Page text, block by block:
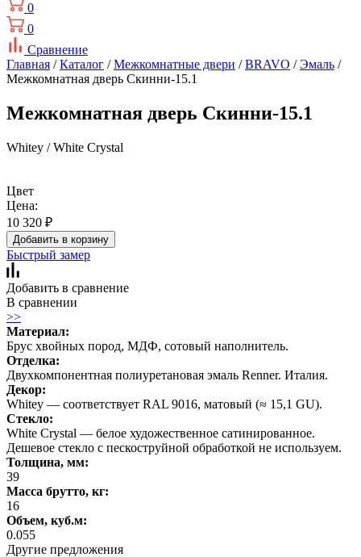
0
0
Сравнение
Главная /Каталог /Межкомнатные двери /BRAVO /Эмаль /
Межкомнатная дверь Скинни-15.1
Межкомнатная дверь Скинни-15.1
Whitey / White Сrystal
Цвет
Цена:
10 320 ₽
Добавить в корзину
Быстрый замер
Добавить в сравнение
В сравнении
>>
Материал:
Брус хвойных пород, МДФ, сотовый наполнитель.
Отделка:
Двухкомпонентная полиуретановая эмаль Renner. Италия.
Декор:
Whitey — соответствует RAL 9016, матовый (≈ 15,1 GU).
Стекло:
White Сrystal — белое художественное сатинированное.
Дешевое стекло с пескоструйной обработкой не используем.
Толщина, мм:
39
Масса брутто, кг:
16
Объем, куб.м:
0.055
Другие предложения